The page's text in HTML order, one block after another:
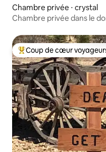
Chambre privée ⋅ crystal
Chambre privée dans le
Coups de cœur
Coup de cœur